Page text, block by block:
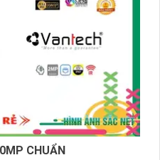
CHUẨN